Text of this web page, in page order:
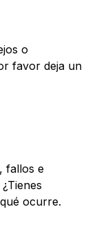
o
favor deja un
fallos e
ocurre.